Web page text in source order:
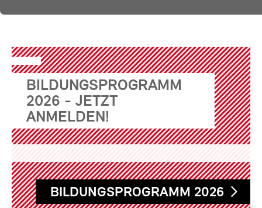
BILDUNGSPROGRAMM
2026 - JETZT
ANMELDEN!
BILDUNGSPROGRAMM 2026